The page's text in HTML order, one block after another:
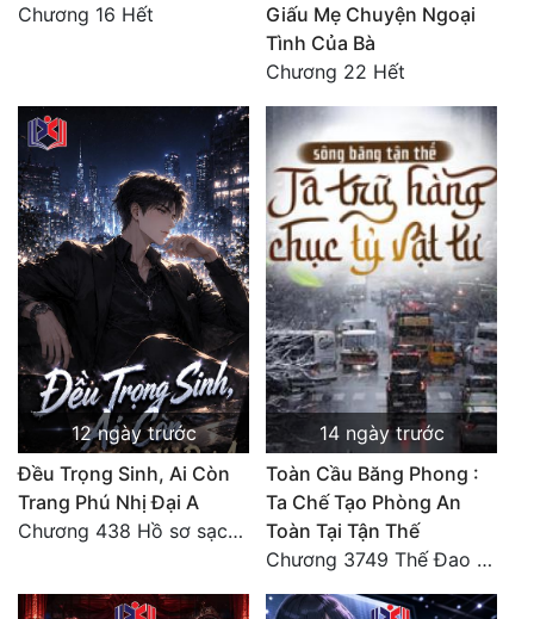
Chương 16 Hết
Giấu Mẹ Chuyện Ngoại
Tình Của Bà
Chương 22 Hết
12 ngày trước
Đều Trọng Sinh, Ai Còn
Trang Phú Nhị Đại A
Chương 438 Hồ sơ sạch sẽ và lời cảnh cáo từ nhiều phía điều tra (2/2)
14 ngày trước
Toàn Cầu Băng Phong :
Ta Chế Tạo Phòng An
Toàn Tại Tận Thế
Chương 3749 Thế Đao xuất kích